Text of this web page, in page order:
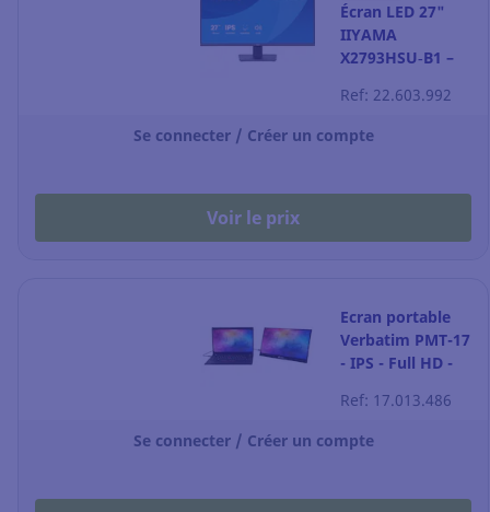
Écran LED 27"
IIYAMA
X2793HSU‑B1 –
Ref: 22.603.992
Se connecter / Créer un compte
Voir le prix
Ecran portable
Verbatim PMT-17
- IPS - Full HD -
Ref: 17.013.486
Se connecter / Créer un compte